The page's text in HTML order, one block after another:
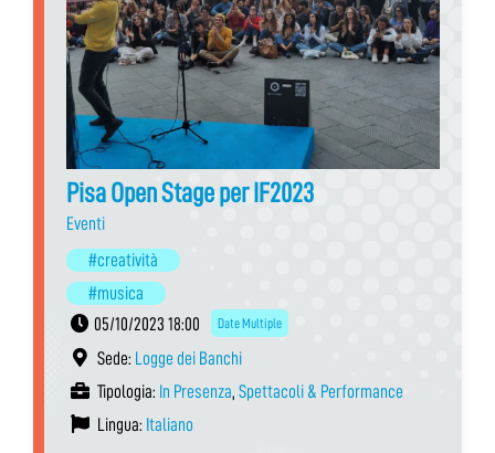
Pisa Open Stage per IF2023
Eventi
#creatività
#musica
05/10/2023 18:00
Date Multiple
Sede: Logge dei Banchi
Tipologia: In Presenza, Spettacoli & Performance
Lingua: Italiano